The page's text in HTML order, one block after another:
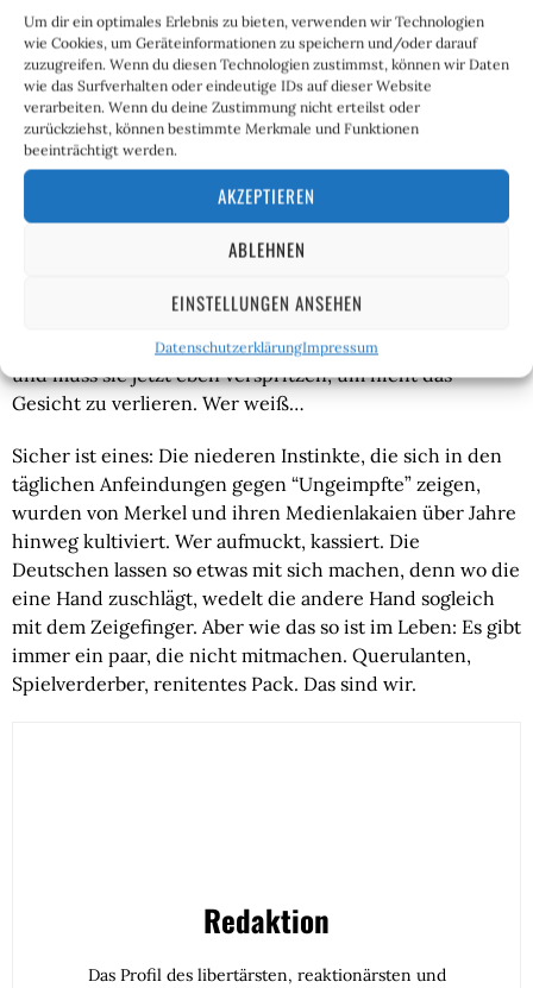
Um dir ein optimales Erlebnis zu bieten, verwenden wir Technologien
wie Cookies, um Geräteinformationen zu speichern und/oder darauf
zuzugreifen. Wenn du diesen Technologien zustimmst, können wir Daten
wie das Surfverhalten oder eindeutige IDs auf dieser Website
verarbeiten. Wenn du deine Zustimmung nicht erteilst oder
zurückziehst, können bestimmte Merkmale und Funktionen
beeinträchtigt werden.
AKZEPTIEREN
ABLEHNEN
EINSTELLUNGEN ANSEHEN
DatenschutzerklärungImpressum
Was soll das Theater also? Was verspricht man sich jetzt
von einer Impfquote von 100 oder am besten gleich 110
Prozent? Sollen wir uns jetzt jedes halbe Jahr boostern
lassen? Und wenn wir das nicht wollen, was droht uns
dann? Geldstrafen? Verlust des Arbeitsplatzes?
Liebäugelt hier mancher Politiker vielleicht mit einem
Sozialpunktesystem wie in China?
Was ist das für eine kranke Dystopie, in die unser Land
ganz einfach: Vielleicht hat sich die Bundesregierung ein
paarhundert Millionen Impfdosen aufquatschen lassen
und muss sie jetzt eben verspritzen, um nicht das
Gesicht zu verlieren. Wer weiß…
Sicher ist eines: Die niederen Instinkte, die sich in den
täglichen Anfeindungen gegen “Ungeimpfte” zeigen,
wurden von Merkel und ihren Medienlakaien über Jahre
hinweg kultiviert. Wer aufmuckt, kassiert. Die
Deutschen lassen so etwas mit sich machen, denn wo die
eine Hand zuschlägt, wedelt die andere Hand sogleich
mit dem Zeigefinger. Aber wie das so ist im Leben: Es gibt
immer ein paar, die nicht mitmachen. Querulanten,
Spielverderber, renitentes Pack. Das sind wir.
Redaktion
Das Profil des libertärsten, reaktionärsten und